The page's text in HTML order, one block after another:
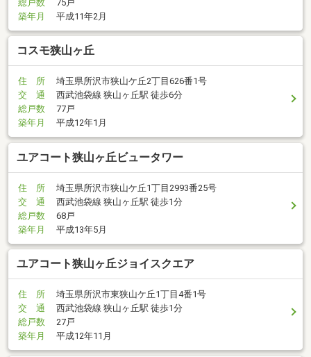
総戸数
75戸
築年月
平成11年2月
コスモ狭山ヶ丘
住 所
埼玉県所沢市狭山ケ丘2丁目626番1号
交 通
西武池袋線 狭山ヶ丘駅 徒歩6分
総戸数
77戸
築年月
平成12年1月
ユアコート狭山ヶ丘ビュータワー
住 所
埼玉県所沢市狭山ケ丘1丁目2993番25号
交 通
西武池袋線 狭山ヶ丘駅 徒歩1分
総戸数
68戸
築年月
平成13年5月
ユアコート狭山ヶ丘ジョイスクエア
住 所
埼玉県所沢市東狭山ケ丘1丁目4番1号
交 通
西武池袋線 狭山ヶ丘駅 徒歩1分
総戸数
27戸
築年月
平成12年11月